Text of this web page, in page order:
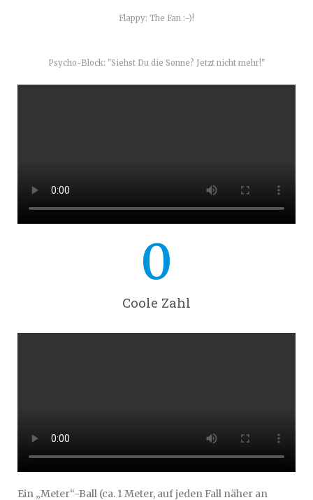
Flappy: The Fan :-)!
Psycho-Block: "Siehst Du die Sonne? Jetzt nicht mehr!"
Coole Zahl
0
Ein „Meter“-Ball (ca. 1 Meter, auf jeden Fall näher an